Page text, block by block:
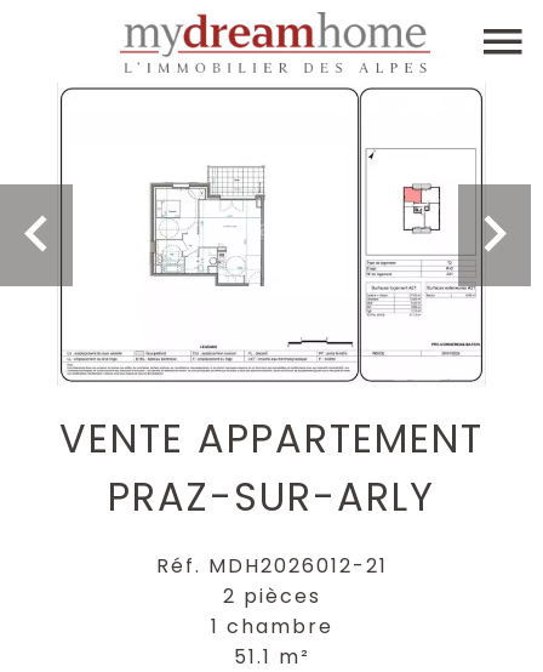
VENTE APPARTEMENT
PRAZ-SUR-ARLY
Réf. MDH2026012-21
2 pièces
1 chambre
51.1 m²